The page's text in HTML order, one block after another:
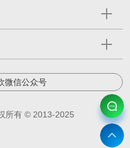
微信公众号
所有 © 2013-2025